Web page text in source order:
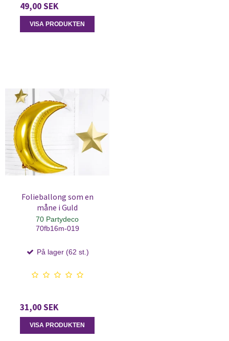
49,00 SEK
VISA PRODUKTEN
Folieballong som en
måne i Guld
70 Partydeco
70fb16m-019
På lager (62 st.)
31,00 SEK
VISA PRODUKTEN